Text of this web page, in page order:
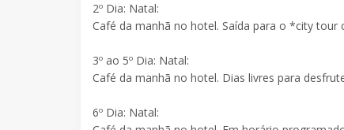
2º Dia: Natal:
Café da manhã no hotel. Saída para o *city tour
3º ao 5º Dia: Natal:
Café da manhã no hotel. Dias livres para
6º Dia: Natal: